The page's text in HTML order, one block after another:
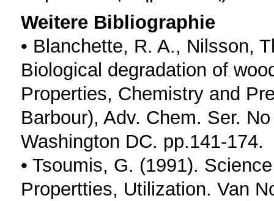
Weitere Bibliographie
• Blanchette, R. A., Nilsson,
Biological degradation of
Properties, Chemistry and
Barbour), Adv. Chem. Ser.
Washington DC. pp.141-174.
• Tsoumis, G. (1991).
Propertties, Utilization. Van